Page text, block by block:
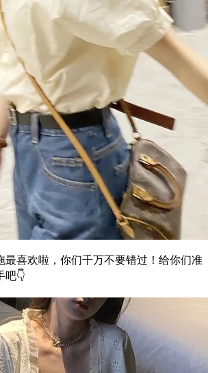
喜欢啦，你们千万不要错过！给你们准
吧👇